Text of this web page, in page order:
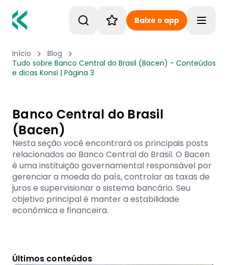
Baixe o app
Início
Blog
Tudo sobre Banco Central do Brasil (Bacen) - Conteúdos
e dicas Konsi | Página 3
Banco Central do Brasil
(Bacen)
Nesta seção você encontrará os principais posts
relacionados ao Banco Central do Brasil. O Bacen
é uma instituição governamental responsável por
gerenciar a moeda do país, controlar as taxas de
juros e supervisionar o sistema bancário. Seu
objetivo principal é manter a estabilidade
econômica e financeira.
Últimos conteúdos